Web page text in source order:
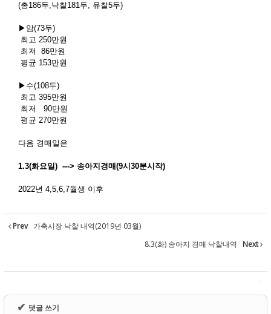
(총186두,낙찰181두, 유찰5두)
▶암(73두)
최고 250만원
최저 86만원
평균 153만원
▶수(108두)
최고 395만원
최저 90만원
평균 270만원
다음 경매일은
1.3(화요일) ---> 송아지경매(9시30분시작)
2022년 4,5,6,7월생 이후
Prev 가축시장 낙찰 내역(2019년 03월)
8.3(화) 송아지 경매 낙찰내역
Next
✔ 댓글 쓰기